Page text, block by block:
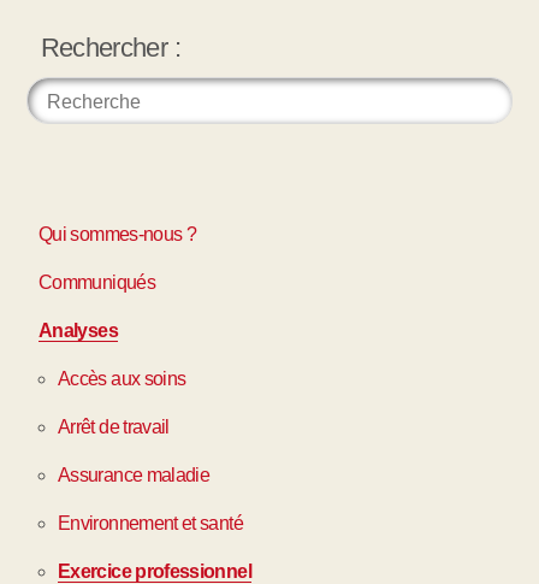
Rechercher :
Qui sommes-nous ?
Communiqués
Analyses
Accès aux soins
Arrêt de travail
Assurance maladie
Environnement et santé
Exercice professionnel